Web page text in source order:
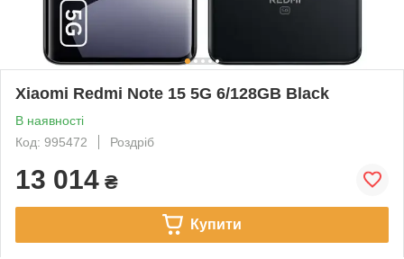
Xiaomi Redmi Note 15 5G 6/128GB Black
В наявності
Код: 995472
Роздріб
13 014 ₴
Купити